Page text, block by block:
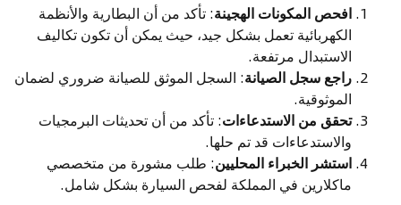
افحص المكونات الهجينة: تأكد من أن البطارية والأنظمة
الكهربائية تعمل بشكل جيد، حيث يمكن أن تكون تكاليف
الاستبدال مرتفعة.
راجع سجل الصيانة: السجل الموثق للصيانة ضروري لضمان
الموثوقية.
تحقق من الاستدعاءات: تأكد من أن تحديثات البرمجيات
والاستدعاءات قد تم حلها.
استشر الخبراء المحليين: طلب مشورة من متخصصي
ماكلارين في المملكة لفحص السيارة بشكل شامل.